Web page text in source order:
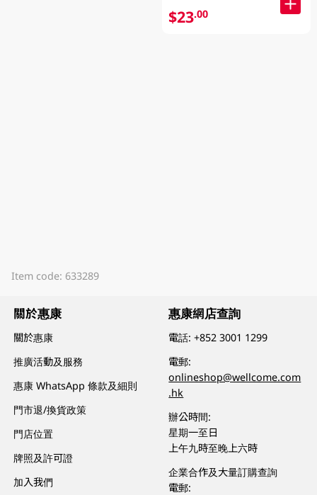
$23.00
Item code: 633289
關於惠康
關於惠康
推廣活動及服務
惠康 WhatsApp 條款及細則
門市退/換貨政策
門店位置
牌照及許可證
加入我們
惠康網店查詢
電話:+852 3001 1299
電郵:
onlineshop@wellcome.com
.hk
辦公時間:
星期一至日
上午九時至晚上六時
企業合作及大量訂購查詢
電郵: